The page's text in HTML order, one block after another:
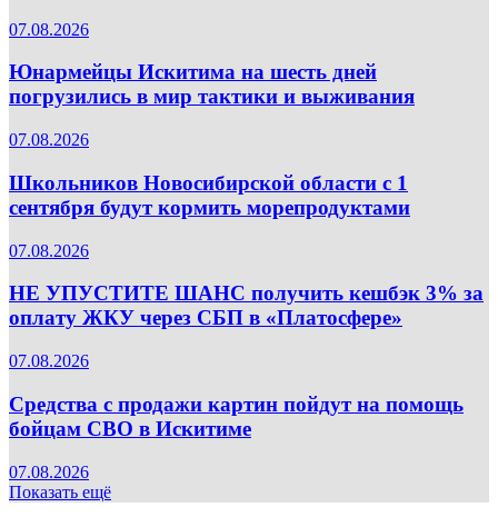
07.08.2026
Юнармейцы Искитима на шесть дней
погрузились в мир тактики и выживания
07.08.2026
Школьников Новосибирской области с 1
сентября будут кормить морепродуктами
07.08.2026
НЕ УПУСТИТЕ ШАНС получить кешбэк 3% за
оплату ЖКУ через СБП в «Платосфере»
07.08.2026
Средства с продажи картин пойдут на помощь
бойцам СВО в Искитиме
07.08.2026
Показать ещё